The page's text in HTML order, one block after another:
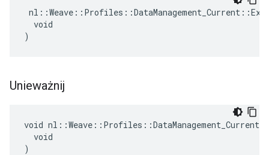
  void
)
Unieważnij
void
  void
)